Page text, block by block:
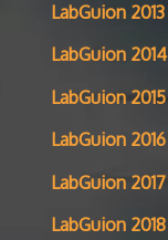
LabGuion 2013
LabGuion 2014
LabGuion 2015
LabGuion 2016
LabGuion 2017
LabGuion 2018